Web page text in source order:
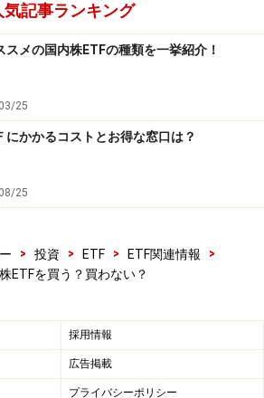
気記事ランキング
スメの国内株ETFの種類を一挙紹介！
25
にかかるコストとお得な窓口は？
25
> 投資 > ETF > ETF関連情報
>
ETFを買う？買わない？
採用情報
広告掲載
プライバシーポリシー